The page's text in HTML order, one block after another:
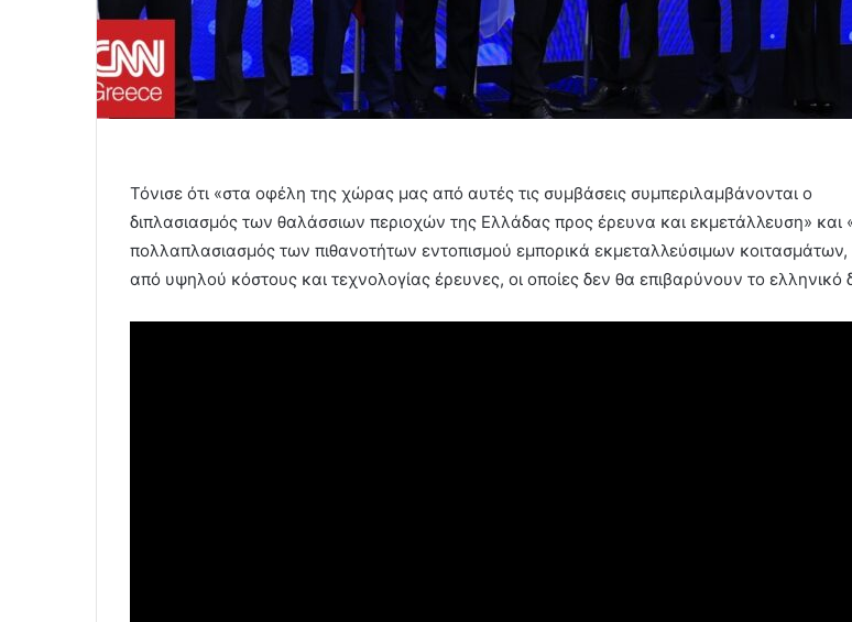
Τόνισε ότι «στα οφέλη της χώρας μας από αυτές τις συμβάσεις συμπεριλαμβάνονται ο
διπλασιασμός των θαλάσσιων περιοχών της Ελλάδας προς έρευνα και εκμετάλλευση» και
πολλαπλασιασμός των πιθανοτήτων εντοπισμού εμπορικά εκμεταλλεύσιμων
από υψηλού κόστους και τεχνολογίας έρευνες, οι οποίες δεν θα επιβαρύνουν το ελληνικό